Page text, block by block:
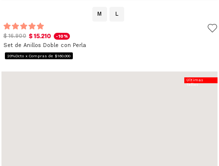
M L
$ 16.900 $ 15.210 -10%
Set de Anillos Doble con Perla
20%Dcto x Compras de $160.000
Últimas
Tallas